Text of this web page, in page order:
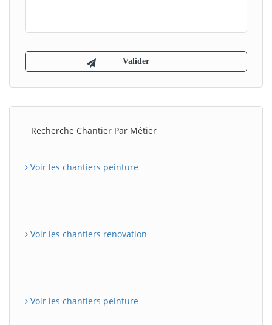
Recherche Chantier Par Métier
Voir les chantiers peinture
Voir les chantiers renovation
Voir les chantiers peinture